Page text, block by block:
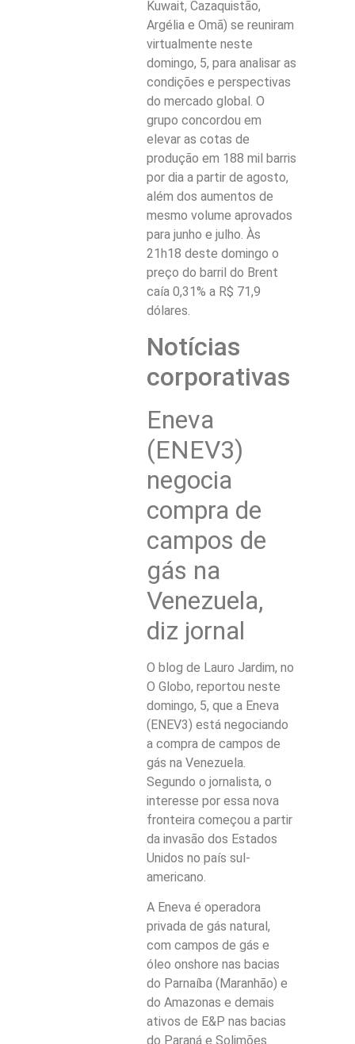
Kuwait, Cazaquistão,
Argélia e Omã) se reuniram
virtualmente neste
domingo, 5, para analisar as
condições e perspectivas
do mercado global. O
grupo concordou em
elevar as cotas de
produção em 188 mil barris
por dia a partir de agosto,
além dos aumentos de
mesmo volume aprovados
para junho e julho. Às
21h18 deste domingo o
preço do barril do Brent
caía 0,31% a R$ 71,9
dólares.
Notícias
corporativas
Eneva
(ENEV3)
negocia
compra de
campos de
gás na
Venezuela,
diz jornal
O blog de Lauro Jardim, no
O Globo, reportou neste
domingo, 5, que a Eneva
(ENEV3) está negociando
a compra de campos de
gás na Venezuela.
Segundo o jornalista, o
interesse por essa nova
fronteira começou a partir
da invasão dos Estados
Unidos no país sul-
americano.
A Eneva é operadora
privada de gás natural,
com campos de gás e
óleo onshore nas bacias
do Parnaíba (Maranhão) e
do Amazonas e demais
ativos de E&P nas bacias
do Paraná e Solimões.